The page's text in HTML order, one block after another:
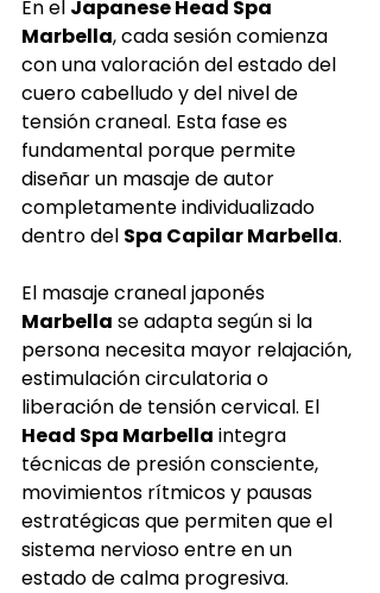
En el Japanese Head Spa
Marbella, cada sesión comienza
con una valoración del estado del
cuero cabelludo y del nivel de
tensión craneal. Esta fase es
fundamental porque permite
diseñar un masaje de autor
completamente individualizado
dentro del Spa Capilar Marbella.
El masaje craneal japonés
Marbella se adapta según si la
persona necesita mayor relajación,
estimulación circulatoria o
liberación de tensión cervical. El
Head Spa Marbella integra
técnicas de presión consciente,
movimientos rítmicos y pausas
estratégicas que permiten que el
sistema nervioso entre en un
estado de calma progresiva.